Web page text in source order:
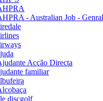
- Australian Job -
Acção Directa
familiar
discgolf